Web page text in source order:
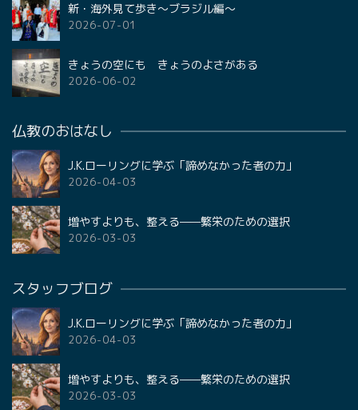
新・海外見て歩き〜ブラジル編〜
2026-07-01
きょうの空にも きょうのよさがある
2026-06-02
仏教のおはなし
J.K.ローリングに学ぶ「諦めなかった者の力」
2026-04-03
増やすよりも、整える——繁栄のための選択
2026-03-03
スタッフブログ
J.K.ローリングに学ぶ「諦めなかった者の力」
2026-04-03
増やすよりも、整える——繁栄のための選択
2026-03-03